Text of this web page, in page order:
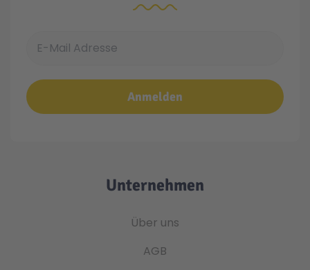
Anmelden
Unternehmen
Über uns
AGB